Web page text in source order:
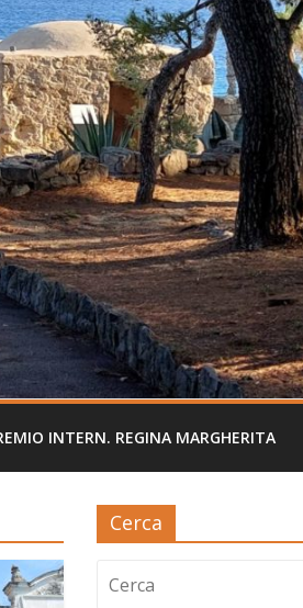
INTERN. REGINA MARGHERITA
Cerca